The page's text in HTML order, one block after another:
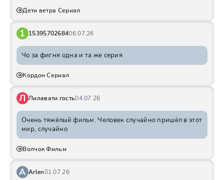
Дети ветра Сериал
1 1539570268406.07.26
Чо за фигня одна и та же серия
Кордон Сериал
Л Лилавати гость04.07.26
Очень тяжёлый фильм. Человек случайно пришёл в этот
мир, случайно
Волчок Фильм
A Arlen01.07.26